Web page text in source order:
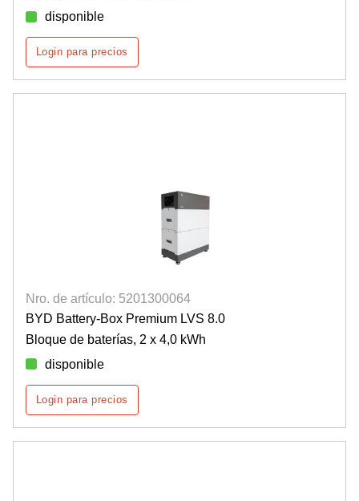
disponible
Login para precios
Nro. de artículo: 5201300064
BYD Battery-Box Premium LVS 8.0
Bloque de baterías, 2 x 4,0 kWh
disponible
Login para precios